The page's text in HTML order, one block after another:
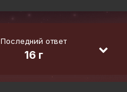
Последний ответ
16 г